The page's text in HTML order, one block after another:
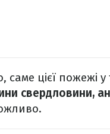
цієї пожежі
свердловини,